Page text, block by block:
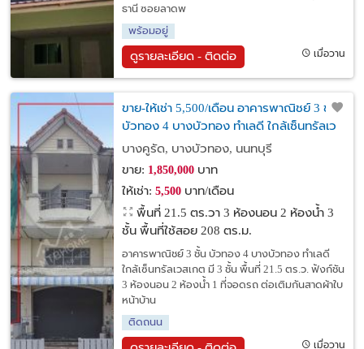
ธานี ซอยลาดพ
พร้อมอยู่
ดูรายละเอียด - ติดต่อ เมื่อวาน
ขาย-ให้เช่า 5,500/เดือน อาคารพาณิชย์ 3 ชั้น
บัวทอง 4 บางบัวทอง ทำเลดี ใกล้เซ็นทรัลเว
สเกต
บางคูรัด, บางบัวทอง, นนทบุรี
ขาย: 1,850,000บาท
ให้เช่า: 5,500บาท/เดือน
พื้นที่ 21.5 ตร.วา 3 ห้องนอน 2 ห้องน้ำ 3
ชั้น พื้นที่ใช้สอย 208 ตร.ม.
อาคารพาณิชย์ 3 ชั้น บัวทอง 4 บางบัวทอง ทำเลดี
ใกล้เซ็นทรัลเวสเกต มี 3 ชั้น พื้นที่ 21.5 ตร.ว. ฟังก์ชัน
3 ห้องนอน 2 ห้องน้ำ 1 ที่จอดรถ ต่อเติมกันสาดผ้าใบ
หน้าบ้าน
ติดถนน
เมื่อวาน